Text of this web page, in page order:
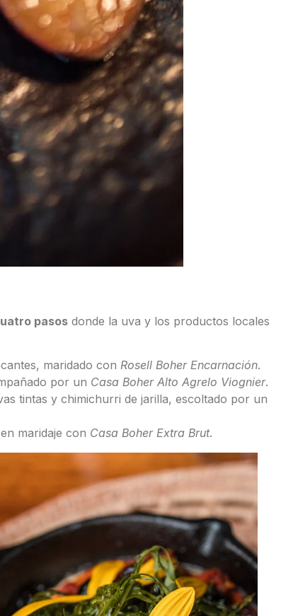
pasosdonde la uva y los productos locales
maridado con Rosell Boher Encarnación.
por un Casa Boher Alto Agrelo Viognier.
tintas y chimichurri de jarilla, escoltado por un
maridaje con Casa Boher Extra Brut.